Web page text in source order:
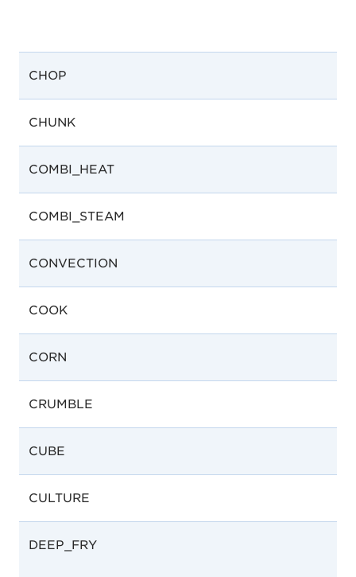
CHOP
CHUNK
COMBI_HEAT
COMBI_STEAM
CONVECTION
COOK
CORN
CRUMBLE
CUBE
CULTURE
DEEP_FRY